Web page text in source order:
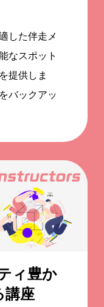
した伴走メ
なスポット
提供しま
バックアッ
ィ豊か
講座